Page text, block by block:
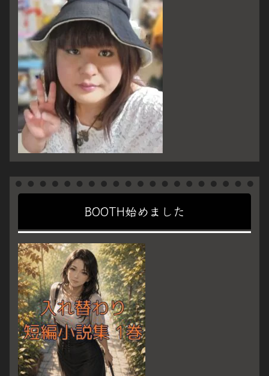
BOOTH始めました